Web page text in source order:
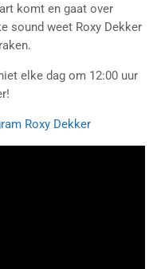
komt en gaat over
sound weet Roxy Dekker
elke dag om 12:00 uur
Roxy Dekker